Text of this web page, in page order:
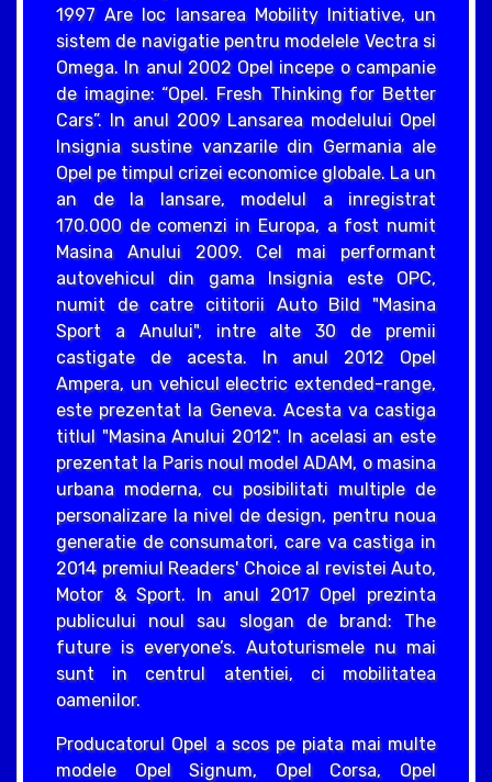
1997 Are loc lansarea Mobility Initiative, un
sistem de navigatie pentru modelele Vectra si
Omega. In anul 2002 Opel incepe o campanie
de imagine: “Opel. Fresh Thinking for Better
Cars”. In anul 2009 Lansarea modelului Opel
Insignia sustine vanzarile din Germania ale
Opel pe timpul crizei economice globale. La un
an de la lansare, modelul a inregistrat
170.000 de comenzi in Europa, a fost numit
Masina Anului 2009. Cel mai performant
autovehicul din gama Insignia este OPC,
numit de catre cititorii Auto Bild "Masina
Sport a Anului", intre alte 30 de premii
castigate de acesta. In anul 2012 Opel
Ampera, un vehicul electric extended-range,
este prezentat la Geneva. Acesta va castiga
titlul "Masina Anului 2012". In acelasi an este
prezentat la Paris noul model ADAM, o masina
urbana moderna, cu posibilitati multiple de
personalizare la nivel de design, pentru noua
generatie de consumatori, care va castiga in
2014 premiul Readers' Choice al revistei Auto,
Motor & Sport. In anul 2017 Opel prezinta
publicului noul sau slogan de brand: The
future is everyone’s. Autoturismele nu mai
sunt in centrul atentiei, ci mobilitatea
oamenilor.
Producatorul Opel a scos pe piata mai multe
modele Opel Signum, Opel Corsa, Opel